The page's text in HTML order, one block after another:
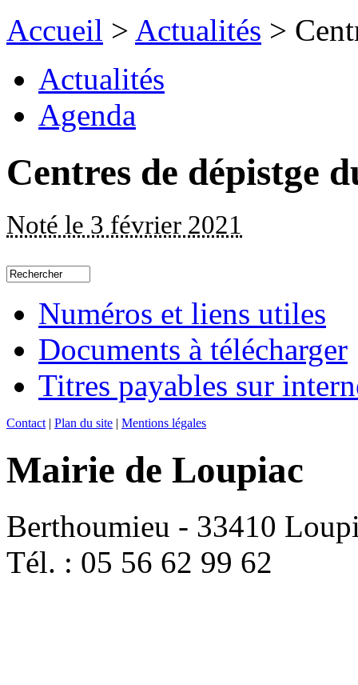
Accueil > Actualités >
Actualités
Agenda
Centres de dépistge
Noté le 3 février 2021
Numéros et liens utiles
Documents à télécharger
Titres payables sur
Contact | Plan du site | Mentions légales
Mairie de Loupiac
Berthoumieu - 33410
Tél. : 05 56 62 99 62